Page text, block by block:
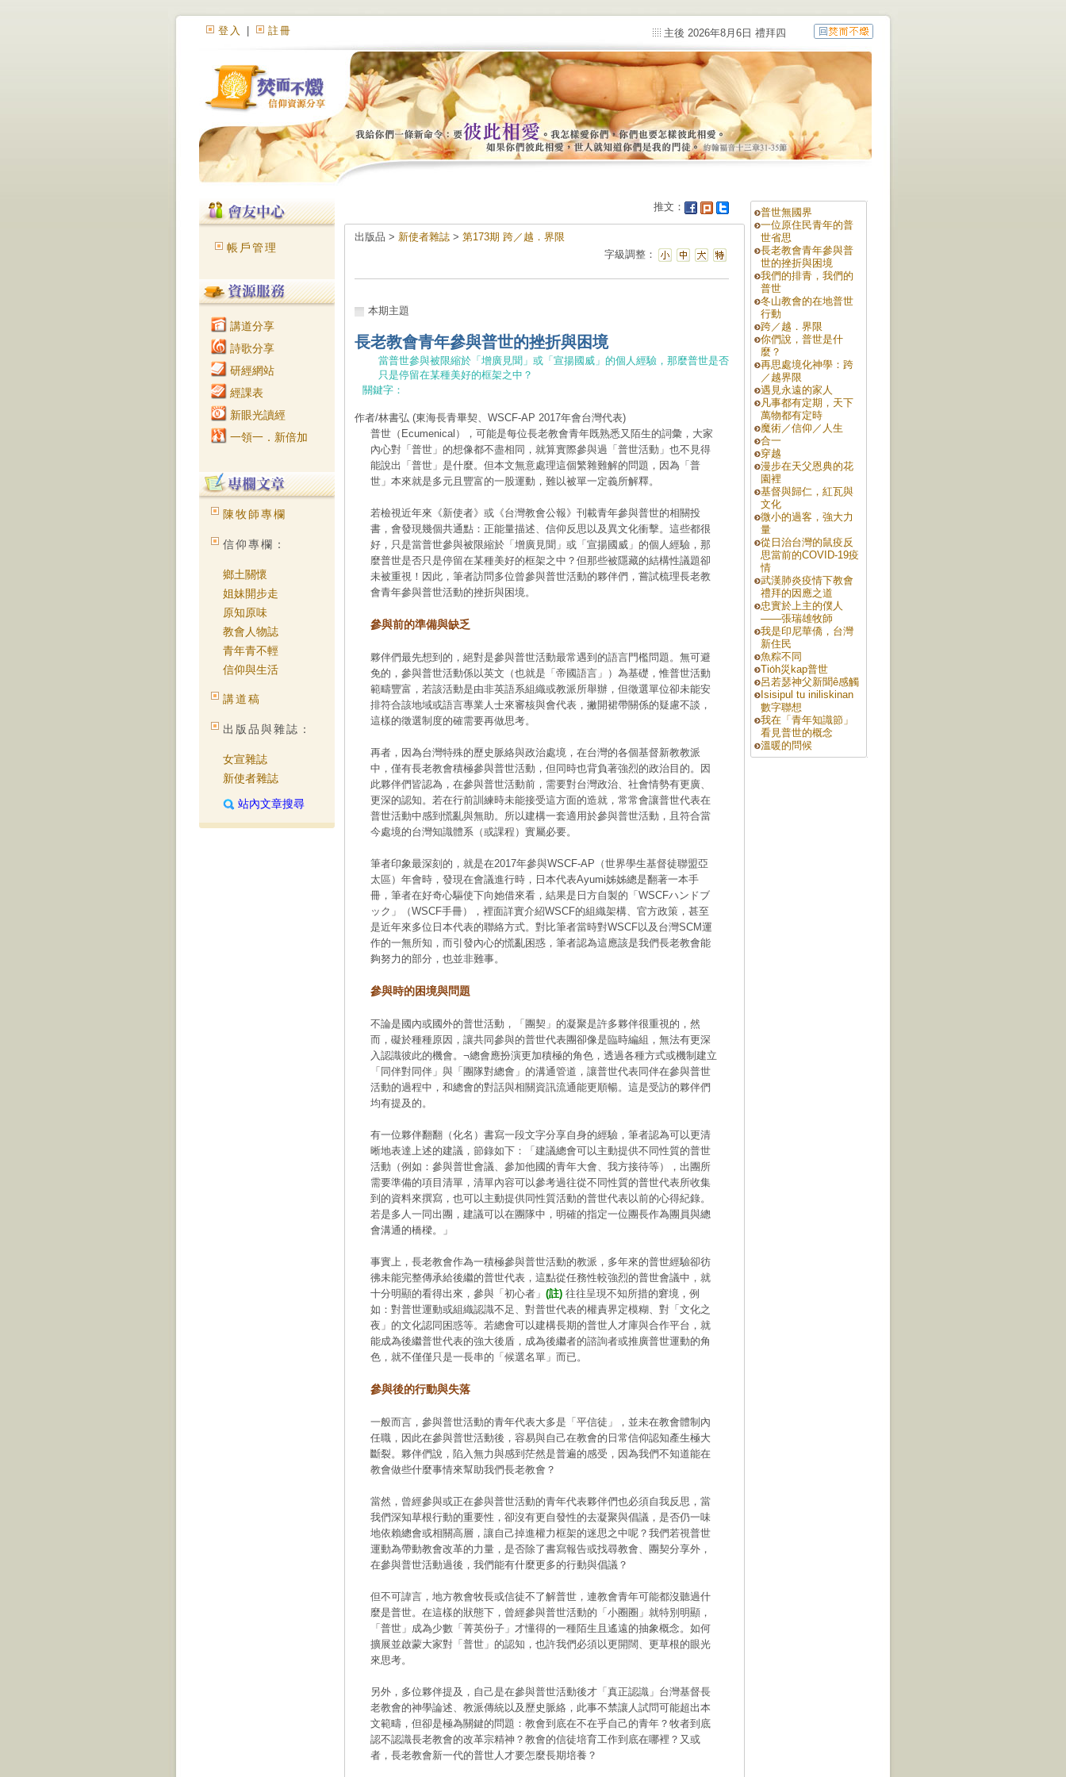
登入 註冊 主後 2026年8月6日 禮拜四
帳戶管理
講道分享
詩歌分享
研經網站
經課表
新眼光讀經
一領一．新倍加
陳牧師專欄
信仰專欄：
鄉土關懷
姐妹開步走
原知原味
教會人物誌
青年青不輕
信仰與生活
講道稿
出版品與雜誌：
女宣雜誌
新使者雜誌
站內文章搜尋
推文：
出版品 > 新使者雜誌 > 第173期 跨／越．界限
字級調整：
本期主題
長老教會青年參與普世的挫折與困境
當普世參與被限縮於「增廣見聞」或「宣揚國威」的個人經驗，那麼普世是否
只是停留在某種美好的框架之中？
關鍵字：
作者/林書弘 (東海長青畢契、WSCF-AP 2017年會台灣代表)
普世（Ecumenical），可能是每位長老教會青年既熟悉又陌生的詞彙，大家
內心對「普世」的想像都不盡相同，就算實際參與過「普世活動」也不見得
能說出「普世」是什麼。但本文無意處理這個繁雜難解的問題，因為「普
世」本來就是多元且豐富的一股運動，難以被單一定義所解釋。
若檢視近年來《新使者》或《台灣教會公報》刊載青年參與普世的相關投
書，會發現幾個共通點：正能量描述、信仰反思以及異文化衝擊。這些都很
好，只是當普世參與被限縮於「增廣見聞」或「宣揚國威」的個人經驗，那
麼普世是否只是停留在某種美好的框架之中？但那些被隱藏的結構性議題卻
未被重視！因此，筆者訪問多位曾參與普世活動的夥伴們，嘗試梳理長老教
會青年參與普世活動的挫折與困境。
參與前的準備與缺乏
夥伴們最先想到的，絕對是參與普世活動最常遇到的語言門檻問題。無可避
免的，參與普世活動係以英文（也就是「帝國語言」）為基礎，惟普世活動
範疇豐富，若該活動是由非英語系組織或教派所舉辦，但徵選單位卻未能安
排符合該地域或語言專業人士來審核與會代表，撇開裙帶關係的疑慮不談，
這樣的徵選制度的確需要再做思考。
再者，因為台灣特殊的歷史脈絡與政治處境，在台灣的各個基督新教教派
中，僅有長老教會積極參與普世活動，但同時也背負著強烈的政治目的。因
此夥伴們皆認為，在參與普世活動前，需要對台灣政治、社會情勢有更廣、
更深的認知。若在行前訓練時未能接受這方面的造就，常常會讓普世代表在
普世活動中感到慌亂與無助。所以建構一套適用於參與普世活動，且符合當
今處境的台灣知識體系（或課程）實屬必要。
筆者印象最深刻的，就是在2017年參與WSCF-AP（世界學生基督徒聯盟亞
太區）年會時，發現在會議進行時，日本代表Ayumi姊姊總是翻著一本手
冊，筆者在好奇心驅使下向她借來看，結果是日方自製的「WSCFハンドブ
ック」（WSCF手冊），裡面詳實介紹WSCF的組織架構、官方政策，甚至
是近年來多位日本代表的聯絡方式。對比筆者當時對WSCF以及台灣SCM運
作的一無所知，而引發內心的慌亂困惑，筆者認為這應該是我們長老教會能
夠努力的部分，也並非難事。
參與時的困境與問題
不論是國內或國外的普世活動，「團契」的凝聚是許多夥伴很重視的，然
而，礙於種種原因，讓共同參與的普世代表團卻像是臨時編組，無法有更深
入認識彼此的機會。¬總會應扮演更加積極的角色，透過各種方式或機制建立
「同伴對同伴」與「團隊對總會」的溝通管道，讓普世代表同伴在參與普世
活動的過程中，和總會的對話與相關資訊流通能更順暢。這是受訪的夥伴們
均有提及的。
有一位夥伴翻翻（化名）書寫一段文字分享自身的經驗，筆者認為可以更清
晰地表達上述的建議，節錄如下：「建議總會可以主動提供不同性質的普世
活動（例如：參與普世會議、參加他國的青年大會、我方接待等），出團所
需要準備的項目清單，清單內容可以參考過往從不同性質的普世代表所收集
到的資料來撰寫，也可以主動提供同性質活動的普世代表以前的心得紀錄。
若是多人一同出團，建議可以在團隊中，明確的指定一位團長作為團員與總
會溝通的橋樑。」
事實上，長老教會作為一積極參與普世活動的教派，多年來的普世經驗卻彷
彿未能完整傳承給後繼的普世代表，這點從任務性較強烈的普世會議中，就
十分明顯的看得出來，參與「初心者」 (註) 往往呈現不知所措的窘境，例
如：對普世運動或組織認識不足、對普世代表的權責界定模糊、對「文化之
夜」的文化認同困惑等。若總會可以建構長期的普世人才庫與合作平台，就
能成為後繼普世代表的強大後盾，成為後繼者的諮詢者或推廣普世運動的角
色，就不僅僅只是一長串的「候選名單」而已。
參與後的行動與失落
一般而言，參與普世活動的青年代表大多是「平信徒」，並未在教會體制內
任職，因此在參與普世活動後，容易與自己在教會的日常信仰認知產生極大
斷裂。夥伴們說，陷入無力與感到茫然是普遍的感受，因為我們不知道能在
教會做些什麼事情來幫助我們長老教會？
當然，曾經參與或正在參與普世活動的青年代表夥伴們也必須自我反思，當
我們深知草根行動的重要性，卻沒有更自發性的去凝聚與倡議，是否仍一味
地依賴總會或相關高層，讓自己掉進權力框架的迷思之中呢？我們若視普世
運動為帶動教會改革的力量，是否除了書寫報告或找尋教會、團契分享外，
在參與普世活動過後，我們能有什麼更多的行動與倡議？
但不可諱言，地方教會牧長或信徒不了解普世，連教會青年可能都沒聽過什
麼是普世。在這樣的狀態下，曾經參與普世活動的「小圈圈」就特別明顯，
「普世」成為少數「菁英份子」才懂得的一種陌生且遙遠的抽象概念。如何
擴展並啟蒙大家對「普世」的認知，也許我們必須以更開闊、更草根的眼光
來思考。
另外，多位夥伴提及，自己是在參與普世活動後才「真正認識」台灣基督長
老教會的神學論述、教派傳統以及歷史脈絡，此事不禁讓人試問可能超出本
文範疇，但卻是極為關鍵的問題：教會到底在不在乎自己的青年？牧者到底
認不認識長老教會的改革宗精神？教會的信徒培育工作到底在哪裡？又或
者，長老教會新一代的普世人才要怎麼長期培養？
普世無國界
一位原住民青年的普
世省思
長老教會青年參與普
世的挫折與困境
我們的排青，我們的
普世
冬山教會的在地普世
行動
跨／越．界限
你們說，普世是什
麼？
再思處境化神學：跨
／越界限
遇見永遠的家人
凡事都有定期，天下
萬物都有定時
魔術／信仰／人生
合一
穿越
漫步在天父恩典的花
園裡
基督與歸仁，紅瓦與
文化
微小的過客，強大力
量
從日治台灣的鼠疫反
思當前的COVID-19疫
情
武漢肺炎疫情下教會
禮拜的因應之道
忠實於上主的僕人
——張瑞雄牧師
我是印尼華僑，台灣
新住民
魚粽不同
Tio̍h災kap普世
呂若瑟神父新聞ê感觸
Isisipul tu iniliskinan
數字聯想
我在「青年知識節」
看見普世的概念
溫暖的問候